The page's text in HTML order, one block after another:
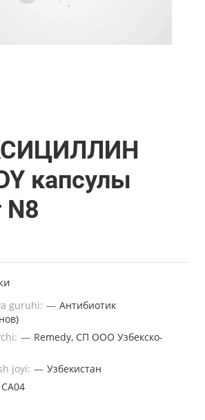
капсулы
N8
guruhi: — Антибиотик
— Remedy, СП ООО Узбекско-
joyi: — Узбекистан